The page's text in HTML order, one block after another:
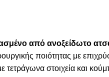
από ανοξείδωτο
ποιότητας με
τετράγωνα στοιχεία και